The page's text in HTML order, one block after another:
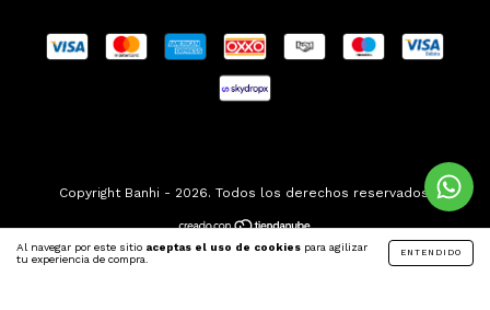
Al navegar por este sitio aceptas el uso de cookies para agilizar
tu experiencia de compra.
ENTENDIDO
Copyright Banhi - 2026. Todos los derechos reservados.